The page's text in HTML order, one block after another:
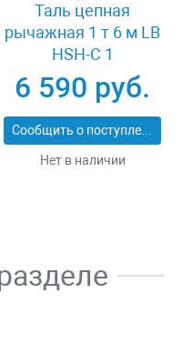
Таль цепная
рычажная 1 т 6 м LB
HSH-C 1
6 590 руб.
Сообщить о поступлении
Нет в наличии